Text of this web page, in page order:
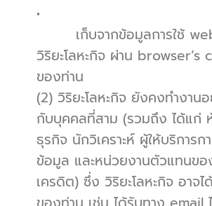
•
เก็บจากข้อมูลการใช้
วิริยะโลหะกิจ ผ่าน browser’s
ของท่าน
(2) วิริยะโลหะกิจ ยังคงทำงาน
กับบุคคลที่สาม (รวมถึง ได้แก่
ธุรกิจ นักวิเคราะห์ ผู้ให้บริการก
ข้อมูล และหน่วยงานตัวแทนข
เครดิต) ซึ่ง วิริยะโลหะกิจ อาจ